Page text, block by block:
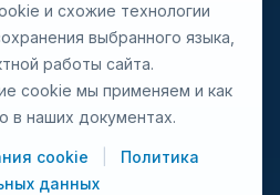
и схожие технологии
выбранного языка,
работы сайта.
cookie мы применяем и как
в наших документах.
cookie
Политика
данных